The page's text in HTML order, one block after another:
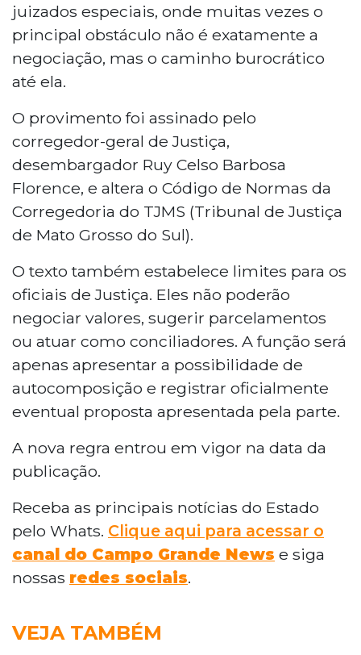
juizados especiais, onde muitas vezes o
principal obstáculo não é exatamente a
negociação, mas o caminho burocrático
até ela.
O provimento foi assinado pelo
corregedor-geral de Justiça,
desembargador Ruy Celso Barbosa
Florence, e altera o Código de Normas da
Corregedoria do TJMS (Tribunal de Justiça
de Mato Grosso do Sul).
O texto também estabelece limites para os
oficiais de Justiça. Eles não poderão
negociar valores, sugerir parcelamentos
ou atuar como conciliadores. A função será
apenas apresentar a possibilidade de
autocomposição e registrar oficialmente
eventual proposta apresentada pela parte.
A nova regra entrou em vigor na data da
publicação.
Receba as principais notícias do Estado
pelo Whats. Clique aqui para acessar o
canal do Campo Grande News e siga
nossas redes sociais.
VEJA TAMBÉM